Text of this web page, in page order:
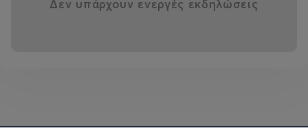
έχει χτίσει ένα διεθνές κοινό που μεγαλώνει με ε
Όχι σαν “ένα ακόμα όνομα”.
Δεν υπάρχουν ενεργές εκδηλώσεις